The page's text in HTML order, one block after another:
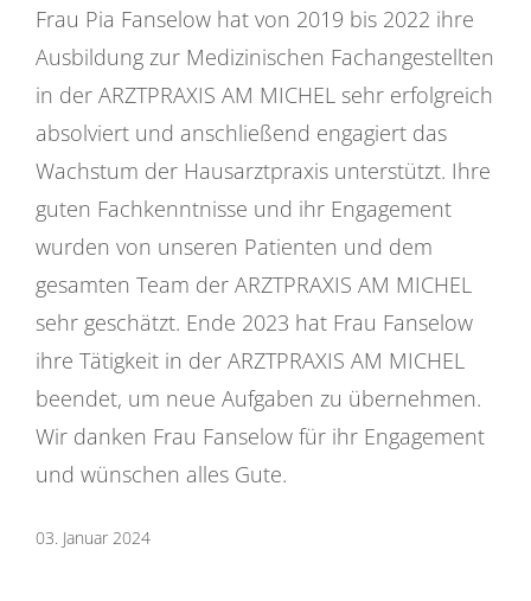
Frau Pia Fanselow hat von 2019 bis 2022 ihre
Ausbildung zur Medizinischen Fachangestellten
in der ARZTPRAXIS AM MICHEL sehr erfolgreich
absolviert und anschließend engagiert das
Wachstum der Hausarztpraxis unterstützt. Ihre
guten Fachkenntnisse und ihr Engagement
wurden von unseren Patienten und dem
gesamten Team der ARZTPRAXIS AM MICHEL
sehr geschätzt. Ende 2023 hat Frau Fanselow
ihre Tätigkeit in der ARZTPRAXIS AM MICHEL
beendet, um neue Aufgaben zu übernehmen.
Wir danken Frau Fanselow für ihr Engagement
und wünschen alles Gute.
03. Januar 2024